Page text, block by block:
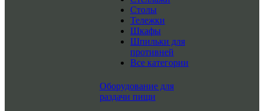
Столы
Тележки
Шкафы
Шпильки для
противней
Все категории
Оборудование для
раздачи пищи